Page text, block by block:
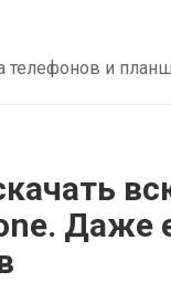
телефонов и
Даже